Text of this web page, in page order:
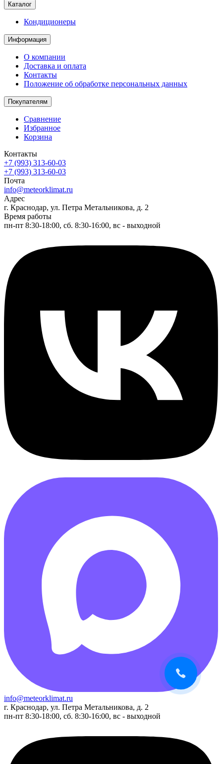
Каталог
Кондиционеры
Информация
О компании
Доставка и оплата
Контакты
Положение об обработке персональных данных
Покупателям
Сравнение
Избранное
Корзина
Контакты
+7 (993) 313-60-03
+7 (993) 313-60-03
Почта
info@meteorklimat.ru
Адрес
г. Краснодар, ул. Петра Метальникова, д. 2
Время работы
пн-пт 8:30-18:00, сб. 8:30-16:00, вс - выходной
info@meteorklimat.ru
г. Краснодар, ул. Петра Метальникова, д. 2
пн-пт 8:30-18:00, сб. 8:30-16:00, вс - выходной